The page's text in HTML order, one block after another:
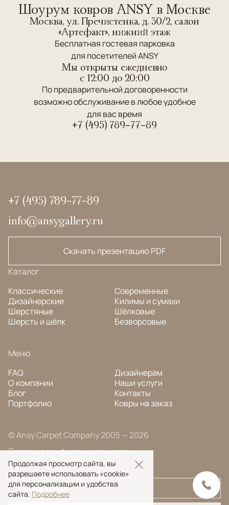
Шоурум ковров ANSY в Москве
Москва, ул. Пречистенка, д. 30/2, салон
«Артефакт», нижний этаж
Бесплатная гостевая парковка
для посетителей ANSY
Мы открыты ежедневно
c 12:00 до 20:00
По предварительной договоренности
возможно обслуживание в любое удобное
для вас время
+7 (495) 789-77-89
+7 (495) 789-77-89
info@ansygallery.ru
Скачать презентацию PDF
Каталог
Классические
Дизайнерские
Шерстяные
Шерсть и шёлк
Современные
Килимы и сумахи
Шёлковые
Безворсовые
Меню
FAQ
О компании
Блог
Портфолио
Дизайнерам
Наши услуги
Контакты
Ковры на заказ
© Ansy Carpet Company 2005 — 2026
Политика конфиденциальности
Поиск ковра
Продолжая просмотр сайта, вы
разрешаете использовать «cookie»
для персонализации и удобства
сайта. Подробнее